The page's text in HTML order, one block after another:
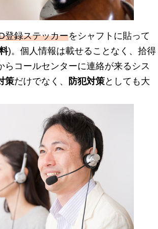
登録ステッカーをシャフトに貼って
)。個人情報は載せることなく、拾得
らコールセンターに連絡が来るシス
策だけでなく、 防犯対策としても大